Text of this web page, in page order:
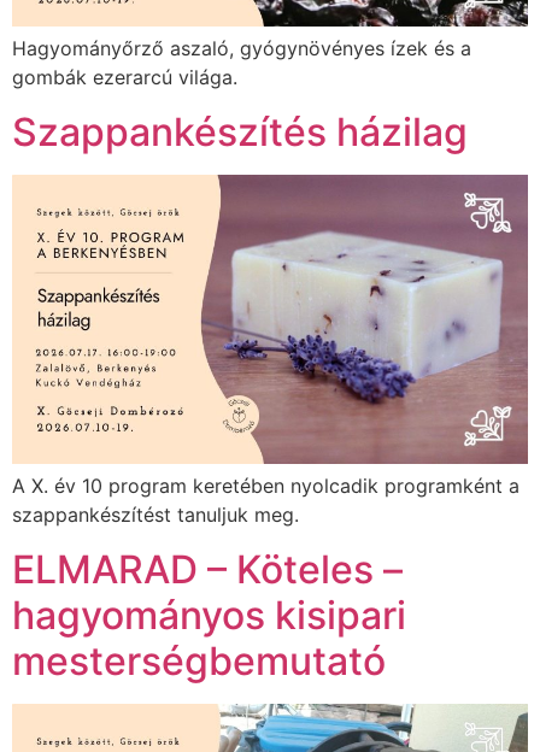
Hagyományőrző aszaló, gyógynövényes ízek és a
gombák ezerarcú világa.
Szappankészítés házilag
A X. év 10 program keretében nyolcadik programként a
szappankészítést tanuljuk meg.
ELMARAD – Köteles –
hagyományos kisipari
mesterségbemutató